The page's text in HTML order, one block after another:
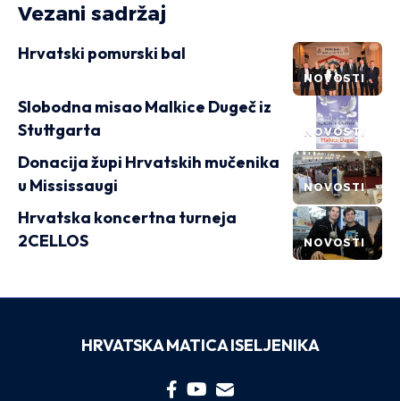
Vezani sadržaj
NOVOSTI
Hrvatski pomurski bal
NOVOSTI
Slobodna misao Malkice Dugeč iz
Stuttgarta
NOVOSTI
Donacija župi Hrvatskih mučenika
u Mississaugi
NOVOSTI
Hrvatska koncertna turneja
2CELLOS
HRVATSKA MATICA ISELJENIKA